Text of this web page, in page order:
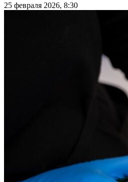
25 февраля 2026, 8:30